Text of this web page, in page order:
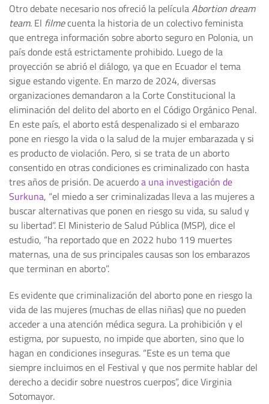
Otro debate necesario nos ofreció la películaAbortion dream
team. El filmecuenta la historia de un colectivo feminista
que entrega información sobre aborto seguro en Polonia, un
país donde está estrictamente prohibido. Luego de la
proyección se abrió el diálogo, ya que en Ecuador el tema
sigue estando vigente. En marzo de 2024, diversas
organizaciones demandaron a la Corte Constitucional la
eliminación del delito del aborto en el Código Orgánico Penal.
En este país, el aborto está despenalizado si el embarazo
pone en riesgo la vida o la salud de la mujer embarazada y si
es producto de violación. Pero, si se trata de un aborto
consentido en otras condiciones es criminalizado con hasta
tres años de prisión. De acuerdoa una investigación de
Surkuna, “el miedo a ser criminalizadas lleva a las mujeres a
buscar alternativas que ponen en riesgo su vida, su salud y
su libertad”. El Ministerio de Salud Pública (MSP), dice el
estudio, “ha reportado que en 2022 hubo 119 muertes
maternas, una de sus principales causas son los embarazos
que terminan en aborto”.
Es evidente que criminalización del aborto pone en riesgo la
vida de las mujeres (muchas de ellas niñas) que no pueden
acceder a una atención médica segura. La prohibición y el
estigma, por supuesto, no impide que aborten, sino que lo
hagan en condiciones inseguras. “Este es un tema que
siempre incluimos en el Festival y que nos permite hablar del
derecho a decidir sobre nuestros cuerpos”, dice Virginia
Sotomayor.